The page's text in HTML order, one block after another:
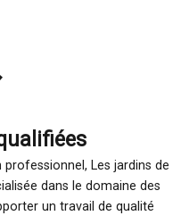
Les jardins de
dans le domaine des
un travail de qualité